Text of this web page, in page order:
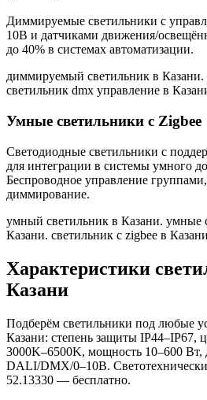
Диммируемые светильники с
10В и датчиками движения/
до 40% в системах автоматизации.
диммируемый светильник в Казани.
светильник dmx управление в
Умные светильники с Zigbee
Светодиодные светильники с
для интеграции в системы умного
Беспроводное управление
диммирование.
умный светильник в Казани. умные
Казани. светильник с zigbee в Казани
Характеристики
Казани
Подберём светильники под любые
Казани: степень защиты IP44–IP67,
3000K–6500K, мощность 10–600
DALI/DMX/0–10В.
52.13330 — бесплатно.